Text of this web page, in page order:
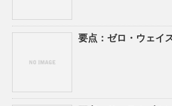
要点：ゼロ・ウェイ